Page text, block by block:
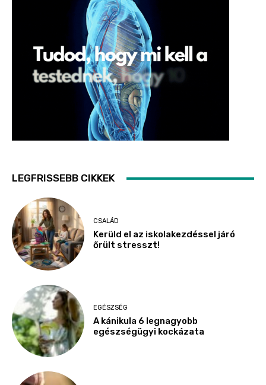
LEGFRISSEBB CIKKEK
CSALÁD
Kerüld el az iskolakezdéssel járó
őrült stresszt!
EGÉSZSÉG
A kánikula 6 legnagyobb
egészségügyi kockázata